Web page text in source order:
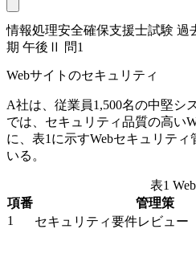
情報処理安全確保支援士試験 過
期 午後Ⅱ 問1
Webサイトのセキュリティ
A社は、従業員1,500名の中堅シ
では、セキュリティ品質の高い
に、表1に示すWebセキュリテ
いる。
表1
項番
管理策
1
セキュリティ要件レビュー